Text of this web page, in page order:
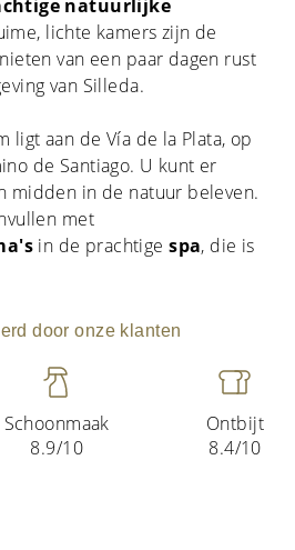
natuurlijke
lichte kamers zijn de
van een paar dagen rust
van Silleda.
ligt aan de Vía de la Plata, op
de Santiago. U kunt er
midden in de natuur beleven.
met
in de prachtigespa, die is
door onze klanten
Schoonmaak
8.9/10
Ontbijt
8.4/10